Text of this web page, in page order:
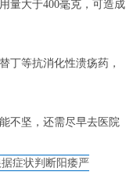
量大于400毫克，可造成
丁等抗消化性溃疡药，
不坚，还需尽早去医院
症状判断阳痿严